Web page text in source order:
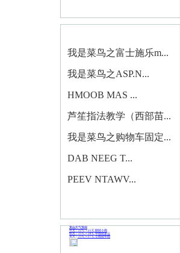
我是菜鸟之富士施乐m...
我是菜鸟之ASP.N...
HMOOB MAS ...
芦笙指法教学（西部苗...
我是菜鸟之购物车固定...
DAB NEEG T...
PEEV NTAWV...